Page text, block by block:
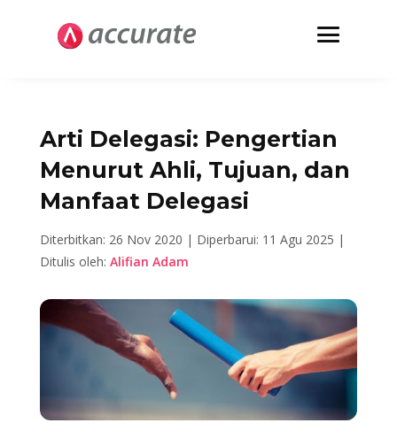
Arti Delegasi: Pengertian
Menurut Ahli, Tujuan, dan
Manfaat Delegasi
Diterbitkan: 26 Nov 2020 | Diperbarui: 11 Agu 2025 |
Ditulis oleh: Alifian Adam